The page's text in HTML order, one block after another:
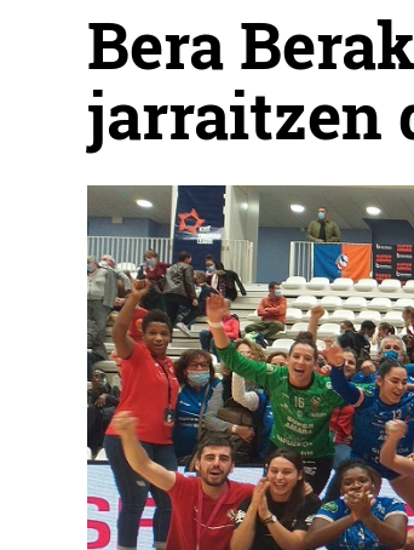
Bera
jarraitzen